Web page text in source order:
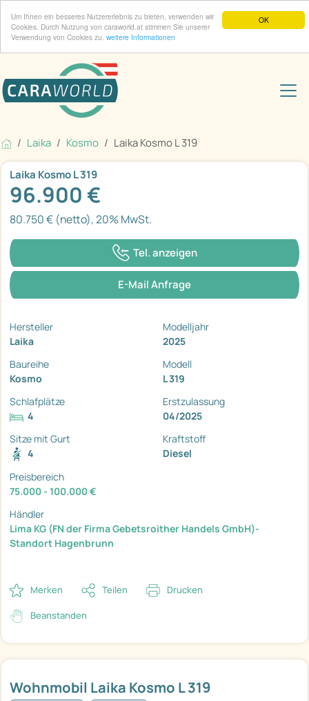
OK
Um Ihnen ein besseres Nutzererlebnis zu bieten, verwenden wir
Cookies. Durch Nutzung von caraworld.at stimmen Sie unserer
Verwendung von Cookies zu. weitere Informationen
Laika Kosmo Laika Kosmo L 319
Wohnmobil Laika Kosmo L 319
Laika Kosmo L 319
96.900 €
80.750 € (netto), 20% MwSt.
Tel. anzeigen
E-Mail Anfrage
Hersteller
Laika
Modelljahr
2025
Baureihe
Kosmo
Modell
L 319
Schlafplätze
4
Erstzulassung
04/2025
Sitze mit Gurt
4
Kraftstoff
Diesel
Preisbereich
75.000 - 100.000 €
Händler
Lima KG (FN der Firma Gebetsroither Handels GmbH)-
Standort Hagenbrunn
Merken Teilen Drucken
Beanstanden